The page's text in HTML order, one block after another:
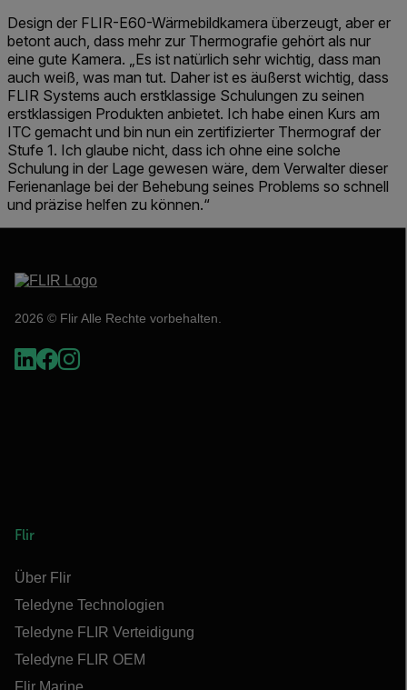
Design der FLIR-E60-Wärmebildkamera überzeugt, aber er
betont auch, dass mehr zur Thermografie gehört als nur
eine gute Kamera. „Es ist natürlich sehr wichtig, dass man
auch weiß, was man tut. Daher ist es äußerst wichtig, dass
FLIR Systems auch erstklassige Schulungen zu seinen
erstklassigen Produkten anbietet. Ich habe einen Kurs am
ITC gemacht und bin nun ein zertifizierter Thermograf der
Stufe 1. Ich glaube nicht, dass ich ohne eine solche
Schulung in der Lage gewesen wäre, dem Verwalter dieser
Ferienanlage bei der Behebung seines Problems so schnell
und präzise helfen zu können.“
2026 © Flir Alle Rechte vorbehalten.
Flir
Über Flir
Teledyne Technologien
Teledyne FLIR Verteidigung
Teledyne FLIR OEM
Flir Marine